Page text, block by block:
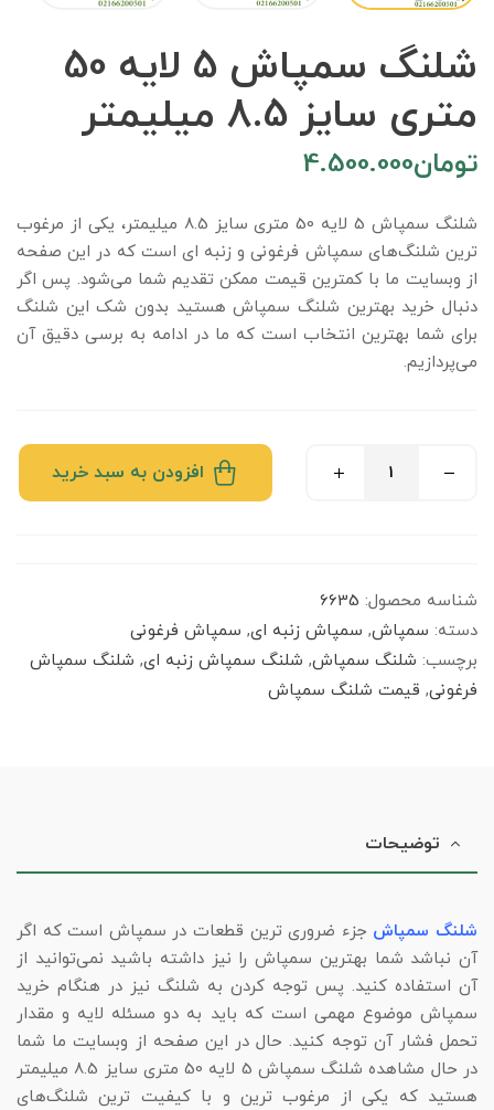
شلنگ سمپاش 5 لایه 50
متری سایز 8.5 میلیمتر
تومان4.500.000
شلنگ سمپاش 5 لایه 50 متری سایز 8.5 میلیمتر، یکی از مرغوب
ترین شلنگ‌های سمپاش فرغونی و زنبه ای است که در این صفحه
از وبسایت ما با کمترین قیمت ممکن تقدیم شما می‌شود. پس اگر
دنبال خرید بهترین شلنگ سمپاش هستید بدون شک این شلنگ
برای شما بهترین انتخاب است که ما در ادامه به برسی دقیق آن
می‌پردازیم.
افزودن به سبد خرید
شناسه محصول: 6635
دسته: سمپاش, سمپاش زنبه ای, سمپاش فرغونی
برچسب: شلنگ سمپاش, شلنگ سمپاش زنبه ای, شلنگ سمپاش
فرغونی, قیمت شلنگ سمپاش
توضیحات
شلنگ سمپاش جزء ضروری ترین قطعات در سمپاش است که اگر
آن نباشد شما بهترین سمپاش را نیز داشته باشید نمی‌توانید از
آن استفاده کنید. پس توجه کردن به شلنگ نیز در هنگام خرید
سمپاش موضوع مهمی است که باید به دو مسئله لایه و مقدار
تحمل فشار آن توجه کنید. حال در این صفحه از وبسایت ما شما
در حال مشاهده شلنگ سمپاش 5 لایه 50 متری سایز 8.5 میلیمتر
هستید که یکی از مرغوب ترین و با کیفیت ترین شلنگ‌های